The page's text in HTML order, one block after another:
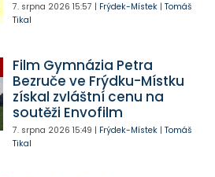
7. srpna 2026 15:57 | Frýdek-Místek| Tomáš
Tikal
Film Gymnázia Petra
Bezruče ve Frýdku-Místku
získal zvláštní cenu na
soutěži Envofilm
7. srpna 2026 15:49 | Frýdek-Místek| Tomáš
Tikal